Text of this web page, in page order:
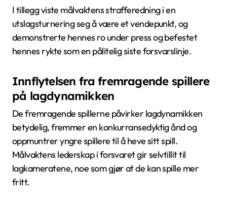
I tillegg viste målvaktens strafferedning i en
utslagsturnering seg å være et vendepunkt, og
demonstrerte hennes ro under press og befestet
hennes rykte som en pålitelig siste forsvarslinje.
Innflytelsen fra fremragende spillere
på lagdynamikken
De fremragende spillerne påvirker lagdynamikken
betydelig, fremmer en konkurransedyktig ånd og
oppmuntrer yngre spillere til å heve sitt spill.
Målvaktens lederskap i forsvaret gir selvtillit til
lagkameratene, noe som gjør at de kan spille mer
fritt.